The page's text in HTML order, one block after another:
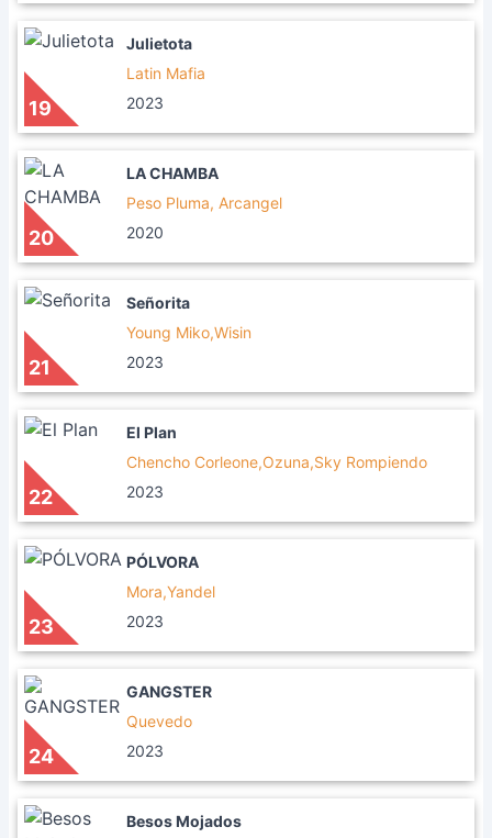
19
Julietota
Latin Mafia
2023
20
LA CHAMBA
Peso Pluma, Arcangel
2020
21
Señorita
Young Miko,Wisin
2023
22
El Plan
Chencho Corleone,Ozuna,Sky Rompiendo
2023
23
PÓLVORA
Mora,Yandel
2023
24
GANGSTER
Quevedo
2023
Besos Mojados